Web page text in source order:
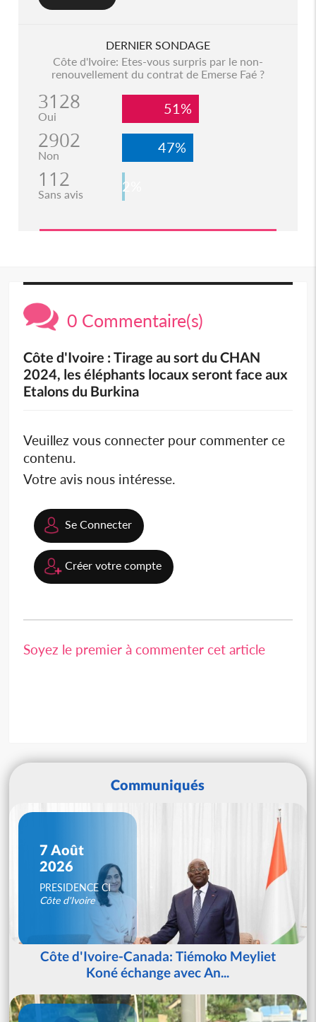
DERNIER SONDAGE
Côte d'Ivoire: Etes-vous surpris par le non-
renouvellement du contrat de Emerse Faé ?
3128
Oui 51%
2902
Non 47%
112
Sans avis 2%
0 Commentaire(s)
Côte d'Ivoire : Tirage au sort du CHAN
2024, les éléphants locaux seront face aux
Etalons du Burkina
Veuillez vous connecter pour commenter ce
contenu.
Votre avis nous intéresse.
Se Connecter
Créer votre compte
Soyez le premier à commenter cet article
Communiqués
7 Août
2026
PRESIDENCE CI
Côte d'Ivoire
Côte d'Ivoire-Canada: Tiémoko Meyliet
Koné échange avec An...